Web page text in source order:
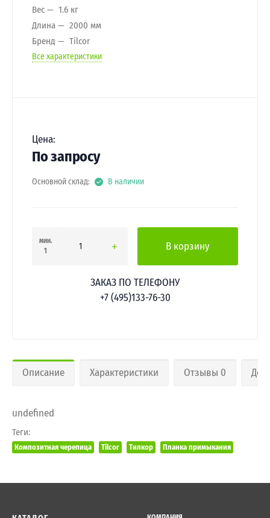
Вес
1.6 кг
Длина
2000 мм
Бренд
Tilcor
Все характеристики
Цена:
По запросу
Основной склад: В наличии
мин.
1
В корзину
ЗАКАЗ ПО ТЕЛЕФОНУ
+7 (495)133-76-30
Описание Характеристики Отзывы 0
undefined
Теги:
Композитная черепица Tilcor Тилкор Планка примыкания